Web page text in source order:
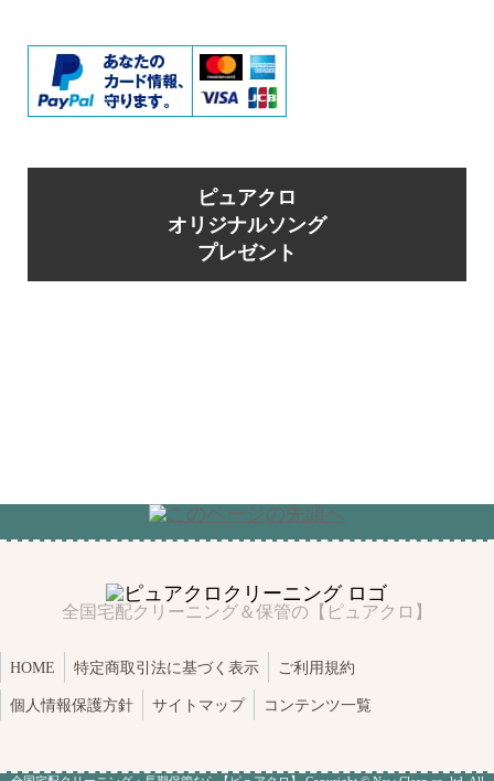
ピュアクロ
オリジナルソング
プレゼント
全国宅配クリーニング＆保管の【ピュアクロ】
HOME 特定商取引法に基づく表示 ご利用規約
個人情報保護方針 サイトマップ コンテンツ一覧